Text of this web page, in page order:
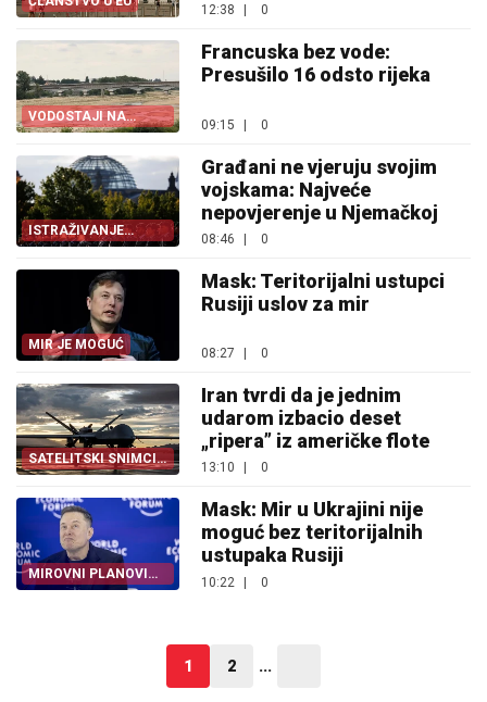
12:38 0
VODOSTAJI NA
ISTORIJSKOM
Francuska bez vode:
Presušilo 16 odsto rijeka
09:15 | 0
ISTRAŽIVANJE
„JUGOVA”
Građani ne vjeruju svojim
vojskama: Najveće
nepovjerenje u Njemačkoj
08:46 | 0
MIR JE MOGUĆ
Mask: Teritorijalni ustupci
Rusiji uslov za mir
08:27 0
SATELITSKI SNIMCI
POTVRDILI
Iran tvrdi da je jednim
udarom izbacio deset
„ripera” iz američke flote
13:10 0
MIROVNI PLANOVI
ZAPELI
Mask: Mir u Ukrajini nije
moguć bez teritorijalnih
ustupaka Rusiji
10:22 | 0
1 2 ...